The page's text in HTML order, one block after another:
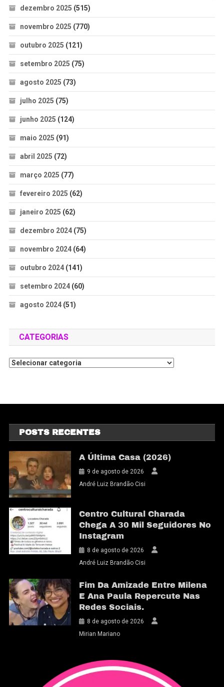
dezembro 2025 (515)
novembro 2025 (770)
outubro 2025 (121)
setembro 2025 (75)
agosto 2025 (73)
julho 2025 (75)
junho 2025 (124)
maio 2025 (91)
abril 2025 (72)
março 2025 (77)
fevereiro 2025 (62)
janeiro 2025 (62)
dezembro 2024(75)
novembro 2024(64)
outubro 2024(141)
setembro 2024(60)
agosto 2024(51)
CATEGORIAS
POSTS RECENTES
A Última Casa (2026)
9 de agosto de 2026
André Luiz Brandão Cisi
Centro Cultural Charada
Chega A 30 Mil Seguidores No
Instagram
8 de agosto de 2026
André Luiz Brandão Cisi
Fim Da Amizade Entre Milena
E Ana Paula Repercute Nas
Redes Sociais.
8 de agosto de 2026
Mirian Mariano